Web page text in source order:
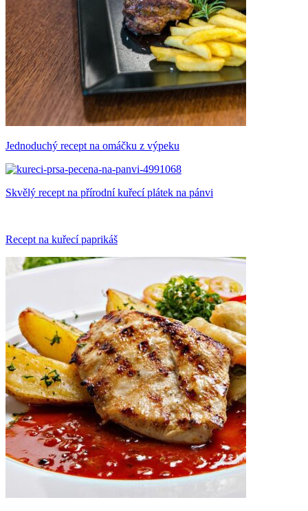
Jednoduchý recept na omáčku z výpeku
Skvělý recept na přírodní kuřecí plátek na pánvi
Recept na kuřecí paprikáš